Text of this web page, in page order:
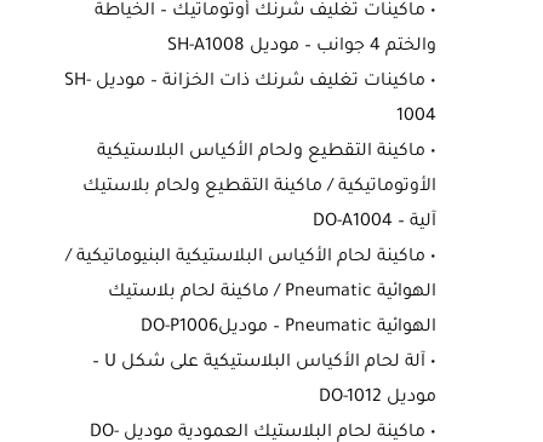
• ماكينات تغليف شرنك أوتوماتيك – الخياطة
والختم 4 جوانب – موديل SH-A1008
• ماكينات تغليف شرنك ذات الخزانة – موديل SH-
1004
• ماكينة التقطيع ولحام الأكياس البلاستيكية
الأوتوماتيكية / ماكينة التقطيع ولحام بلاستيك
آلية – DO-A1004
• ماكينة لحام الأكياس البلاستيكية البنيوماتيكية /
الهوائية Pneumatic / ماكينة لحام بلاستيك
الهوائية Pneumatic – موديلDO-P1006
• آلة لحام الأكياس البلاستيكية على شكل U –
موديل DO-1012
• ماكينة لحام البلاستيك العمودية موديل DO-